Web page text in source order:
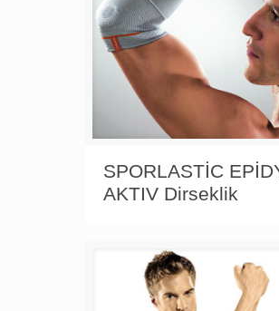
SPORLASTİC
AKTIV Dirseklik